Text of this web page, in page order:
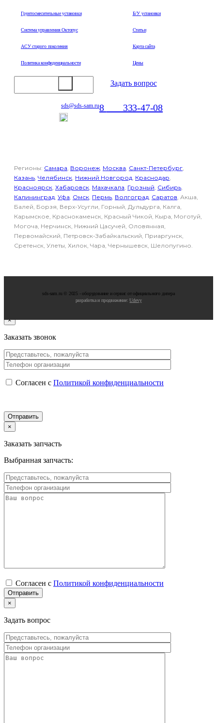
Грунтосмесительные установки
Система управления Октопус
АСУ старого поколения
Политика конфиденциальности
Б/У установки
Статьи
Карта сайта
Цены
Задать вопрос
sds@sds-sam.ru8 333-47-08
Регионы: Самара, Воронеж, Москва, Санкт-Петербург,
Казань, Челябинск, Нижний Новгород, Краснодар,
Красноярск, Хабаровск, Махачкала, Грозный, Сибирь,
Калининград, Уфа, Омск, Пермь, Волгоград, Саратов, Акша,
Балей, Борзя, Верх-Усугли, Горный, Дульдурга, Калга,
Карымское, Краснокаменск, Красный Чикой, Кыра, Моготуй,
Могоча, Нерчинск, Нижний Цасучей, Оловянная,
Первомайский, Петровск-Забайкальский, Приаргунск,
Сретенск, Улеты, Хилок, Чара, Чернышевск, Шелопугино.
sds-sam.ru © 2025 - oбopудoвaниe и cepвиc oт oфициaльнoгo дилepa
разработка и продвижение:Udevy
×
Заказать звонок
Согласен с Политикой конфиденциальности
×
Заказать запчасть
Выбранная запчасть:
Согласен с Политикой конфиденциальности
×
Задать вопрос